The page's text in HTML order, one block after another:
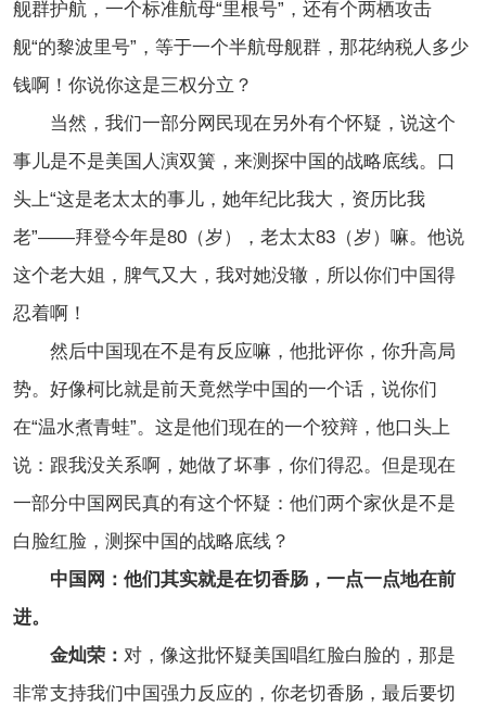
舰群护航，一个标准航母“里根号”，还有个两栖攻击
舰“的黎波里号”，等于一个半航母舰群，那花纳税人多少
钱啊！你说你这是三权分立？
当然，我们一部分网民现在另外有个怀疑，说这个
事儿是不是美国人演双簧，来测探中国的战略底线。口
头上“这是老太太的事儿，她年纪比我大，资历比我
老”——拜登今年是80（岁），老太太83（岁）嘛。他说
这个老大姐，脾气又大，我对她没辙，所以你们中国得
忍着啊！
然后中国现在不是有反应嘛，他批评你，你升高局
势。好像柯比就是前天竟然学中国的一个话，说你们
在“温水煮青蛙”。这是他们现在的一个狡辩，他口头上
说：跟我没关系啊，她做了坏事，你们得忍。但是现在
一部分中国网民真的有这个怀疑：他们两个家伙是不是
白脸红脸，测探中国的战略底线？
中国网：他们其实就是在切香肠，一点一点地在前
进。
金灿荣： 对，像这批怀疑美国唱红脸白脸的，那是
非常支持我们中国强力反应的，你老切香肠，最后要切